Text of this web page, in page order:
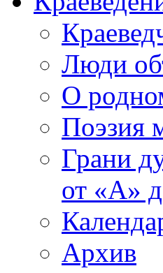
Люди
О
Поэзия
Грани
от «А»
Архив